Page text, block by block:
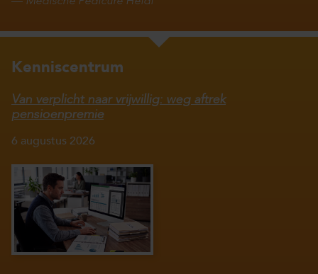
Kenniscentrum
Van verplicht naar vrijwillig: weg aftrek
pensioenpremie
6 augustus 2026